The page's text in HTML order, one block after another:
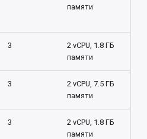
памяти
3
2 vCPU, 1.8 ГБ
памяти
3
2 vCPU, 7.5 ГБ
памяти
3
2 vCPU, 1.8 ГБ
памяти